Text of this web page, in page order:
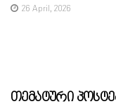
26 April, 2026
Თემატური